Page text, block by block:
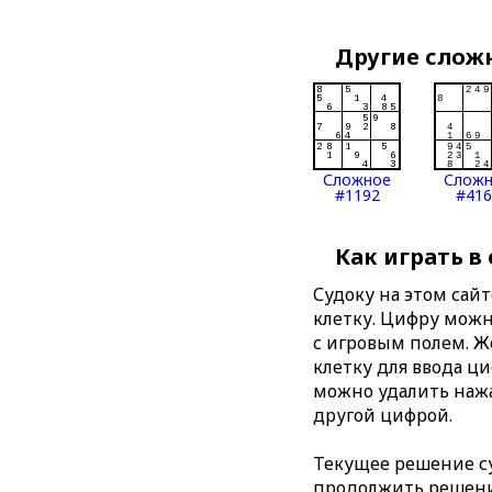
Другие
Сложное
#1192
Как играть
Судоку на этом
клетку. Цифру
с игровым полем.
клетку для ввода
можно удалить
другой цифрой.
Текущее решение